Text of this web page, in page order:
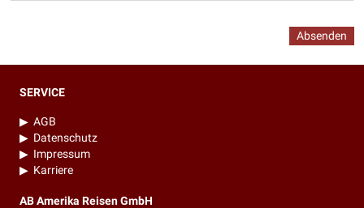
Absenden
SERVICE
▶ AGB
▶ Datenschutz
▶ Impressum
▶ Karriere
AB Amerika Reisen GmbH